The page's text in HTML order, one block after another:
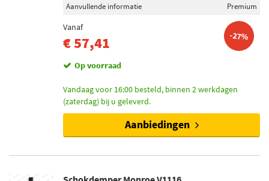
Aanvullende informatie
Premium
Vanaf
€ 57,41 -27%
Op voorraad
Vandaag voor 16:00 besteld, binnen 2 werkdagen
(zaterdag) bij u geleverd.
Aanbiedingen